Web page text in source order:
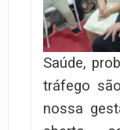
Saúde,
tráfego
nossa